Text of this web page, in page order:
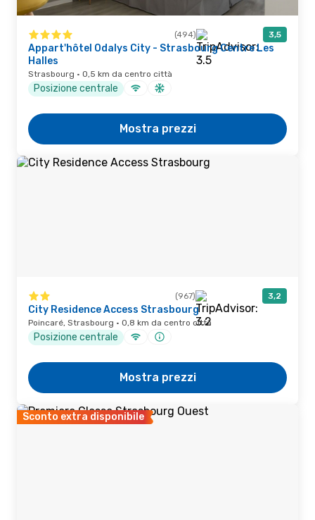
(494) 3,5
Appart'hôtel Odalys City - Strasbourg Centre Les
Halles
Strasbourg · 0,5 km da centro città
Posizione centrale
Mostra prezzi
(967) 3,2
City Residence Access Strasbourg
Poincaré, Strasbourg · 0,8 km da centro città
Posizione centrale
Mostra prezzi
Sconto extra disponibile